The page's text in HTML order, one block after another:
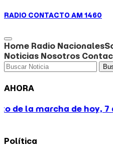
RADIO CONTACTO AM 1460
Home Radio Nacionales
Noticias Nosotros
AHORA
hoy, 7 de agosto
Política